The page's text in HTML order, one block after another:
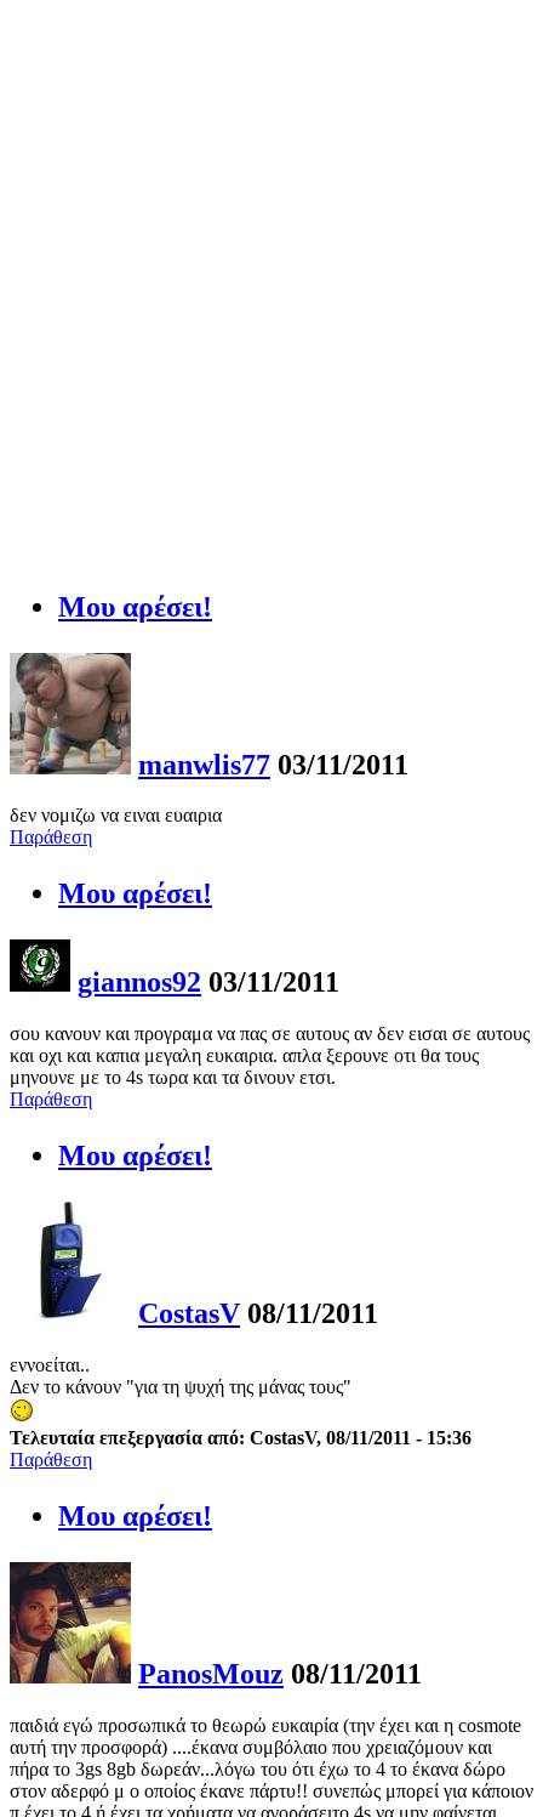
Μου αρέσει!
manwlis77 03/11/2011
δεν νομιζω να ειναι ευαιρια
Παράθεση
Μου αρέσει!
giannos92 03/11/2011
σου κανουν και προγραμα να πας σε αυτους αν δεν εισαι σε αυτους
και οχι και καπια μεγαλη ευκαιρια. απλα ξερουνε οτι θα τους
μηνουνε με το 4s τωρα και τα δινουν ετσι.
Παράθεση
Μου αρέσει!
CostasV 08/11/2011
εννοείται..
Δεν το κάνουν "για τη ψυχή της μάνας τους"
Τελευταία επεξεργασία από: CostasV, 08/11/2011 - 15:36
Παράθεση
Μου αρέσει!
PanosMouz 08/11/2011
παιδιά εγώ προσωπικά το θεωρώ ευκαιρία (την έχει και η cosmote
αυτή την προσφορά) ....έκανα συμβόλαιο που χρειαζόμουν και
πήρα το 3gs 8gb δωρεάν...λόγω του ότι έχω το 4 το έκανα δώρο
στον αδερφό μ ο οποίος έκανε πάρτυ!! συνεπώς μπορεί για κάποιον